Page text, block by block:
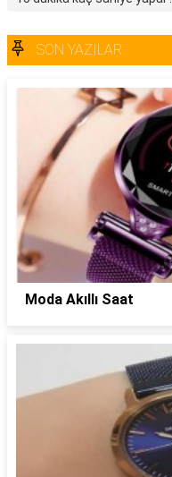
SON YAZILAR
Moda Akıllı Saat